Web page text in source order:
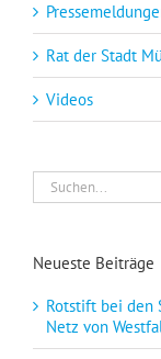
Rat der Stadt
Videos
Suche
nach:
Neueste Beiträge
Rotstift bei den
Netz von